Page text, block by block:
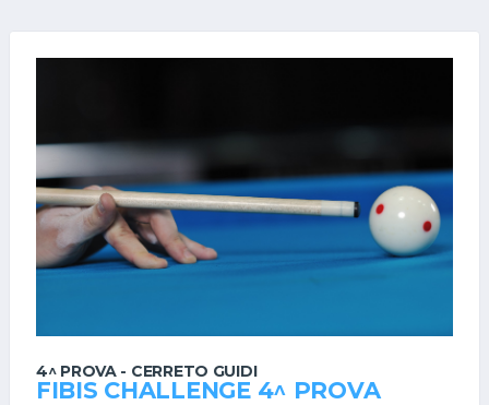
4^ PROVA - CERRETO GUIDI
FIBIS CHALLENGE 4^ PROVA